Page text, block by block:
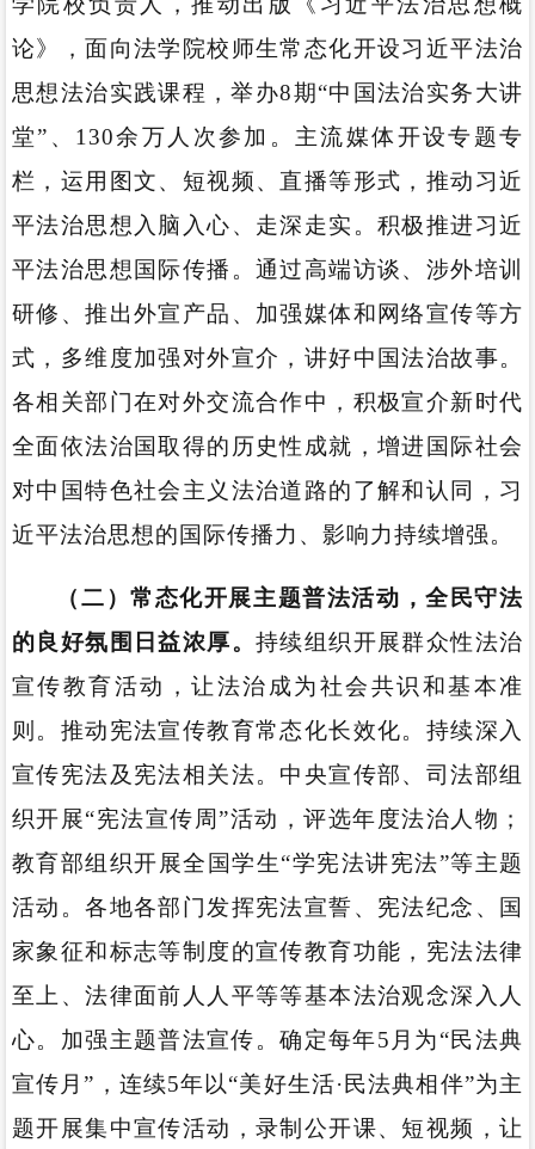
论》，面向法学院校师生常态化开设习近平法治
思想法治实践课程，举办8期“中国法治实务大讲
堂”、130余万人次参加。主流媒体开设专题专
栏，运用图文、短视频、直播等形式，推动习近
平法治思想入脑入心、走深走实。积极推进习近
平法治思想国际传播。通过高端访谈、涉外培训
研修、推出外宣产品、加强媒体和网络宣传等方
式，多维度加强对外宣介，讲好中国法治故事。
各相关部门在对外交流合作中，积极宣介新时代
全面依法治国取得的历史性成就，增进国际社会
对中国特色社会主义法治道路的了解和认同，习
近平法治思想的国际传播力、影响力持续增强。
（二）常态化开展主题普法活动，全民守法
的良好氛围日益浓厚。 持续组织开展群众性法治
宣传教育活动，让法治成为社会共识和基本准
则。推动宪法宣传教育常态化长效化。持续深入
宣传宪法及宪法相关法。中央宣传部、司法部组
织开展“宪法宣传周”活动，评选年度法治人物；
教育部组织开展全国学生“学宪法讲宪法”等主题
活动。各地各部门发挥宪法宣誓、宪法纪念、国
家象征和标志等制度的宣传教育功能，宪法法律
至上、法律面前人人平等等基本法治观念深入人
心。加强主题普法宣传。确定每年5月为“民法典
宣传月”，连续5年以“美好生活·民法典相伴”为主
题开展集中宣传活动，录制公开课、短视频，让